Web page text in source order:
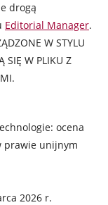
drogą
Editorial Manager.
W STYLU
SIĘ W PLIKU Z
ocena
prawie unijnym
2026 r.